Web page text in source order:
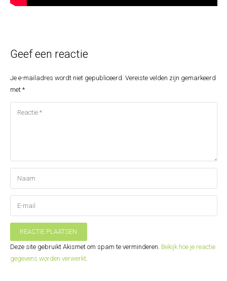
Geef een reactie
Je e-mailadres wordt niet gepubliceerd. Vereiste velden zijn gemarkeerd
met *
REACTIE PLAATSEN
Deze site gebruikt Akismet om spam te verminderen. Bekijk hoe je reactie
gegevens worden verwerkt.